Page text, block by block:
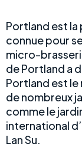
Portland est la
connue pour
micro-
de Portland a
Portland est le
de nombreux
comme le
international
Lan Su.